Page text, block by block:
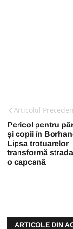
Articolul
Pericol pentru
și copii în
Lipsa trotuarelor
transformă
o capcană
ARTICOLE DIN